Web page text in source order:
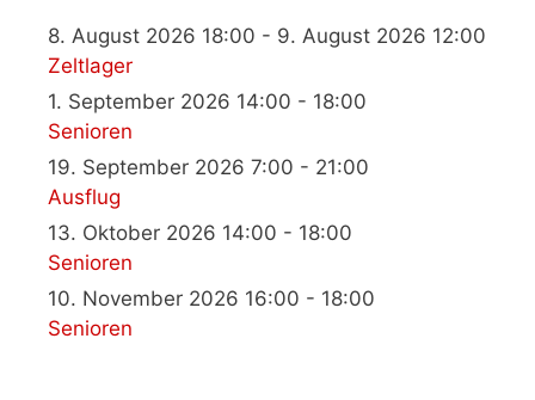
8. August 2026 18:00 - 9. August 2026 12:00
Zeltlager
1. September 2026 14:00 - 18:00
Senioren
19. September 2026 7:00 - 21:00
Ausflug
13. Oktober 2026 14:00 - 18:00
Senioren
10. November 2026 16:00 - 18:00
Senioren